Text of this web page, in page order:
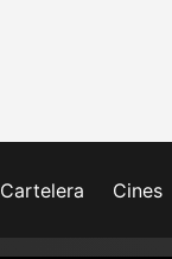
Cartelera Cines